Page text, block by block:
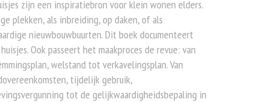
zijn een inspiratiebron voor klein wonen elders.
plekken, als inbreiding, op daken, of als
nieuwbouwbuurten. Dit boek documenteert
Ook passeert het maakproces de revue: van
welstand tot verkavelingsplan. Van
tijdelijk gebruik,
tot de gelijkwaardigheidsbepaling in